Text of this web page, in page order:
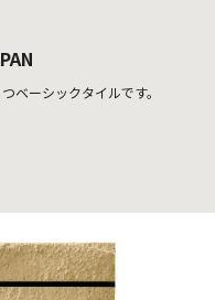
ベーシックタイルです。